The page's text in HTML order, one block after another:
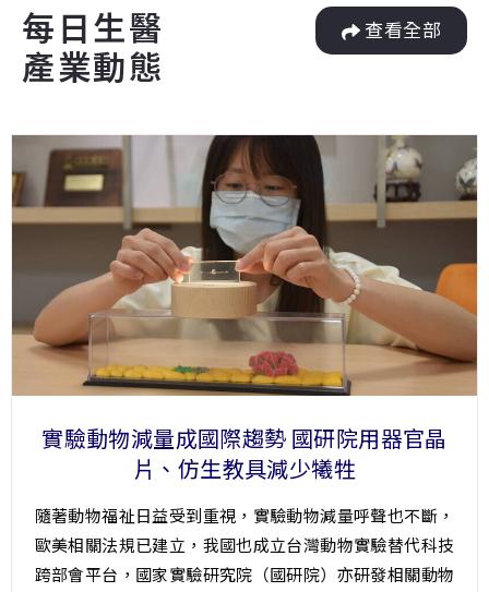
每日生醫
產業動態
查看全部
實驗動物減量成國際趨勢 國研院用器官晶
片、仿生教具減少犧牲
隨著動物福祉日益受到重視，實驗動物減量呼聲也不斷，
歐美相關法規已建立，我國也成立台灣動物實驗替代科技
跨部會平台，國家實驗研究院（國研院）亦研發相關動物